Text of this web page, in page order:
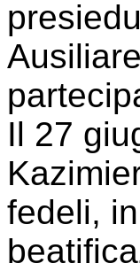
Il 27
fedeli,